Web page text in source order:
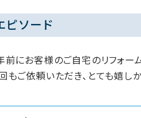
ピソード
前にお客様のご自宅のリフォー
もご依頼いただき、とても嬉しか